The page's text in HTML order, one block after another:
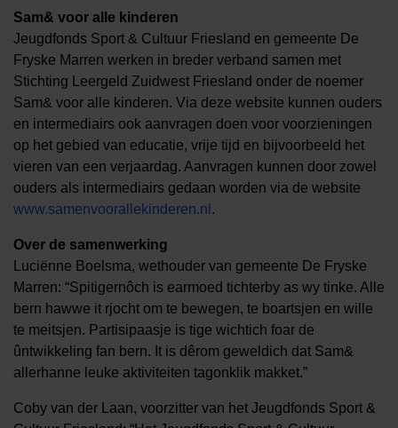
Sam& voor alle kinderen
Jeugdfonds Sport & Cultuur Friesland en gemeente De
Fryske Marren werken in breder verband samen met
Stichting Leergeld Zuidwest Friesland onder de noemer
Sam& voor alle kinderen. Via deze website kunnen ouders
en intermediairs ook aanvragen doen voor voorzieningen
op het gebied van educatie, vrije tijd en bijvoorbeeld het
vieren van een verjaardag. Aanvragen kunnen door zowel
ouders als intermediairs gedaan worden via de website
www.samenvoorallekinderen.nl .
Over de samenwerking
Luciënne Boelsma, wethouder van gemeente De Fryske
Marren: “Spitigernôch is earmoed tichterby as wy tinke. Alle
bern hawwe it rjocht om te bewegen, te boartsjen en wille
te meitsjen. Partisipaasje is tige wichtich foar de
ûntwikkeling fan bern. It is dêrom geweldich dat Sam&
allerhanne leuke aktiviteiten tagonklik makket.”
Coby van der Laan, voorzitter van het Jeugdfonds Sport &